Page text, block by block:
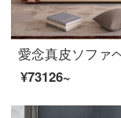
¥73126~